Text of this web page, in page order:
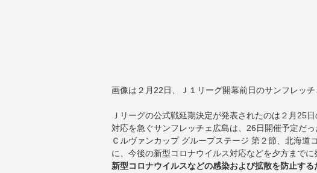
画像は２月22日、Ｊ１リーグ開幕前日のサンフレッ
Ｊリーグの公式戦延期決定が発表されたのは２月25日
対応を急ぐサンフレッチェ広島は、26日開催予定だ
Ｃルヴァンカップ グループステージ 第２節、北海道
に、今後の新型コロナウイルス対応などを夕方までに
新型コロナウイルスなどの感染および拡散を防止す